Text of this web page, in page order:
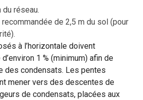
de protection
réseau.
de 2,5 m du sol (pour
à l’horizontale doivent
1 % (minimum) afin de
des condensats. Les pentes
mener vers des descentes de
de condensats, placées aux